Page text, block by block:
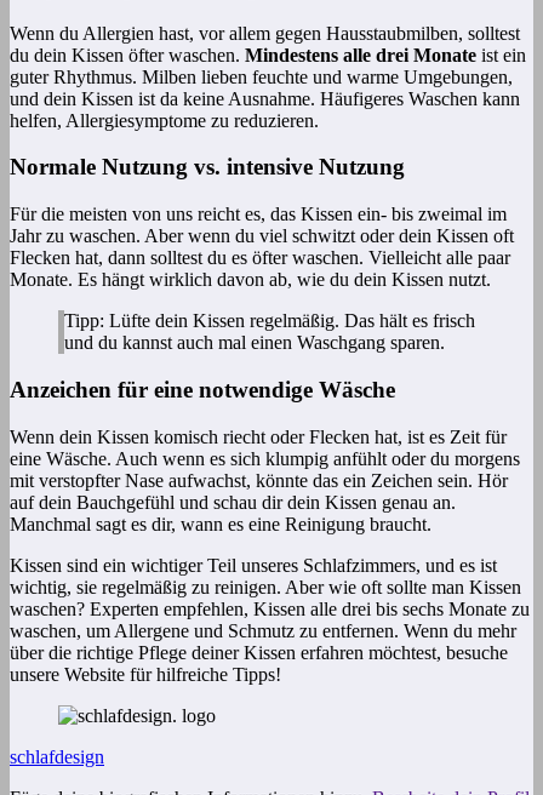
Wenn du Allergien hast, vor allem gegen Hausstaubmilben, solltest
du dein Kissen öfter waschen. Mindestens alle drei Monate ist ein
guter Rhythmus. Milben lieben feuchte und warme Umgebungen,
und dein Kissen ist da keine Ausnahme. Häufigeres Waschen kann
helfen, Allergiesymptome zu reduzieren.
Normale Nutzung vs. intensive Nutzung
Für die meisten von uns reicht es, das Kissen ein- bis zweimal im
Jahr zu waschen. Aber wenn du viel schwitzt oder dein Kissen oft
Flecken hat, dann solltest du es öfter waschen. Vielleicht alle paar
Monate. Es hängt wirklich davon ab, wie du dein Kissen nutzt.
Tipp: Lüfte dein Kissen regelmäßig. Das hält es frisch
und du kannst auch mal einen Waschgang sparen.
Anzeichen für eine notwendige Wäsche
Wenn dein Kissen komisch riecht oder Flecken hat, ist es Zeit für
eine Wäsche. Auch wenn es sich klumpig anfühlt oder du morgens
mit verstopfter Nase aufwachst, könnte das ein Zeichen sein. Hör
auf dein Bauchgefühl und schau dir dein Kissen genau an.
Manchmal sagt es dir, wann es eine Reinigung braucht.
Kissen sind ein wichtiger Teil unseres Schlafzimmers, und es ist
wichtig, sie regelmäßig zu reinigen. Aber wie oft sollte man Kissen
waschen? Experten empfehlen, Kissen alle drei bis sechs Monate zu
waschen, um Allergene und Schmutz zu entfernen. Wenn du mehr
über die richtige Pflege deiner Kissen erfahren möchtest, besuche
unsere Website für hilfreiche Tipps!
schlafdesign